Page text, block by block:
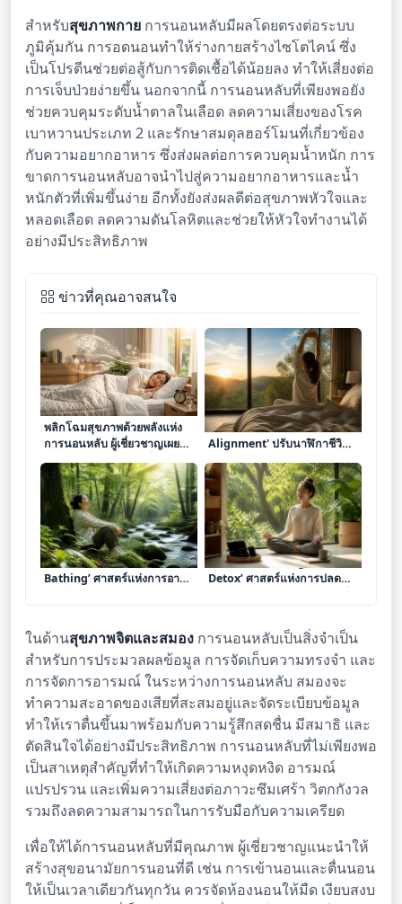
สำหรับสุขภาพกาย การนอนหลับมีผลโดยตรงต่อระบบ
ภูมิคุ้มกัน การอดนอนทำให้ร่างกายสร้างไซโตไคน์ ซึ่ง
เป็นโปรตีนช่วยต่อสู้กับการติดเชื้อได้น้อยลง ทำให้เสี่ยงต่อ
การเจ็บป่วยง่ายขึ้น นอกจากนี้ การนอนหลับที่เพียงพอยัง
ช่วยควบคุมระดับน้ำตาลในเลือด ลดความเสี่ยงของโรค
เบาหวานประเภท 2 และรักษาสมดุลฮอร์โมนที่เกี่ยวข้อง
กับความอยากอาหาร ซึ่งส่งผลต่อการควบคุมน้ำหนัก การ
ขาดการนอนหลับอาจนำไปสู่ความอยากอาหารและน้ำ
หนักตัวที่เพิ่มขึ้นง่าย อีกทั้งยังส่งผลดีต่อสุขภาพหัวใจและ
หลอดเลือด ลดความดันโลหิตและช่วยให้หัวใจทำงานได้
อย่างมีประสิทธิภาพ
ข่าวที่คุณอาจสนใจ
พลิกโฉมสุขภาพด้วยพลังแห่ง
การนอนหลับ ผู้เชี่ยวชาญเผย
เคล็ดลับสู่การพักผ่อนที่มี
คุณภาพ
เจาะลึก 'การทำ Circadian
Alignment' ปรับนาฬิกาชีวิต
ให้สอดคล้องกับแสงธรรมชาติ
เพื่อสุขภาพที่ยั่งยืน
เจาะลึก ‘การทำ Forest
Bathing’ ศาสตร์แห่งการอาบ
เจาะลึก ‘การทำ Digital
Detox’ ศาสตร์แห่งการปลด
ในด้านสุขภาพจิตและสมอง การนอนหลับเป็นสิ่งจำเป็น
สำหรับการประมวลผลข้อมูล การจัดเก็บความทรงจำ และ
การจัดการอารมณ์ ในระหว่างการนอนหลับ สมองจะ
ทำความสะอาดของเสียที่สะสมอยู่และจัดระเบียบข้อมูล
ทำให้เราตื่นขึ้นมาพร้อมกับความรู้สึกสดชื่น มีสมาธิ และ
ตัดสินใจได้อย่างมีประสิทธิภาพ การนอนหลับที่ไม่เพียงพอ
เป็นสาเหตุสำคัญที่ทำให้เกิดความหงุดหงิด อารมณ์
แปรปรวน และเพิ่มความเสี่ยงต่อภาวะซึมเศร้า วิตกกังวล
รวมถึงลดความสามารถในการรับมือกับความเครียด
เพื่อให้ได้การนอนหลับที่มีคุณภาพ ผู้เชี่ยวชาญแนะนำให้
สร้างสุขอนามัยการนอนที่ดี เช่น การเข้านอนและตื่นนอน
ให้เป็นเวลาเดียวกันทุกวัน ควรจัดห้องนอนให้มืด เงียบสงบ